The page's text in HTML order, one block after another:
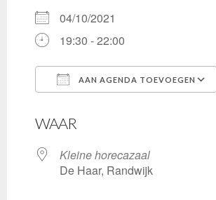
04/10/2021
19:30 - 22:00
AAN AGENDA TOEVOEGEN
WAAR
Kleine horecazaal
De Haar, Randwijk